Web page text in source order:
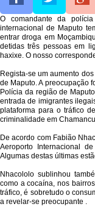
O comandante da
internacional de Maputo
entrar droga em
detidas três pessoas em
haxixe. O nosso
Regista-se um aumento
de Maputo. A preocupação
Polícia da região de
entrada de imigrantes
plataforma para o tráfico
criminalidade em
De acordo com Fabião
Aeroporto Internacional
Algumas destas últimas
Nhacololo sublinhou
como a cocaína, nos
tráfico, é sobretudo o
a revelar-se preocupante .